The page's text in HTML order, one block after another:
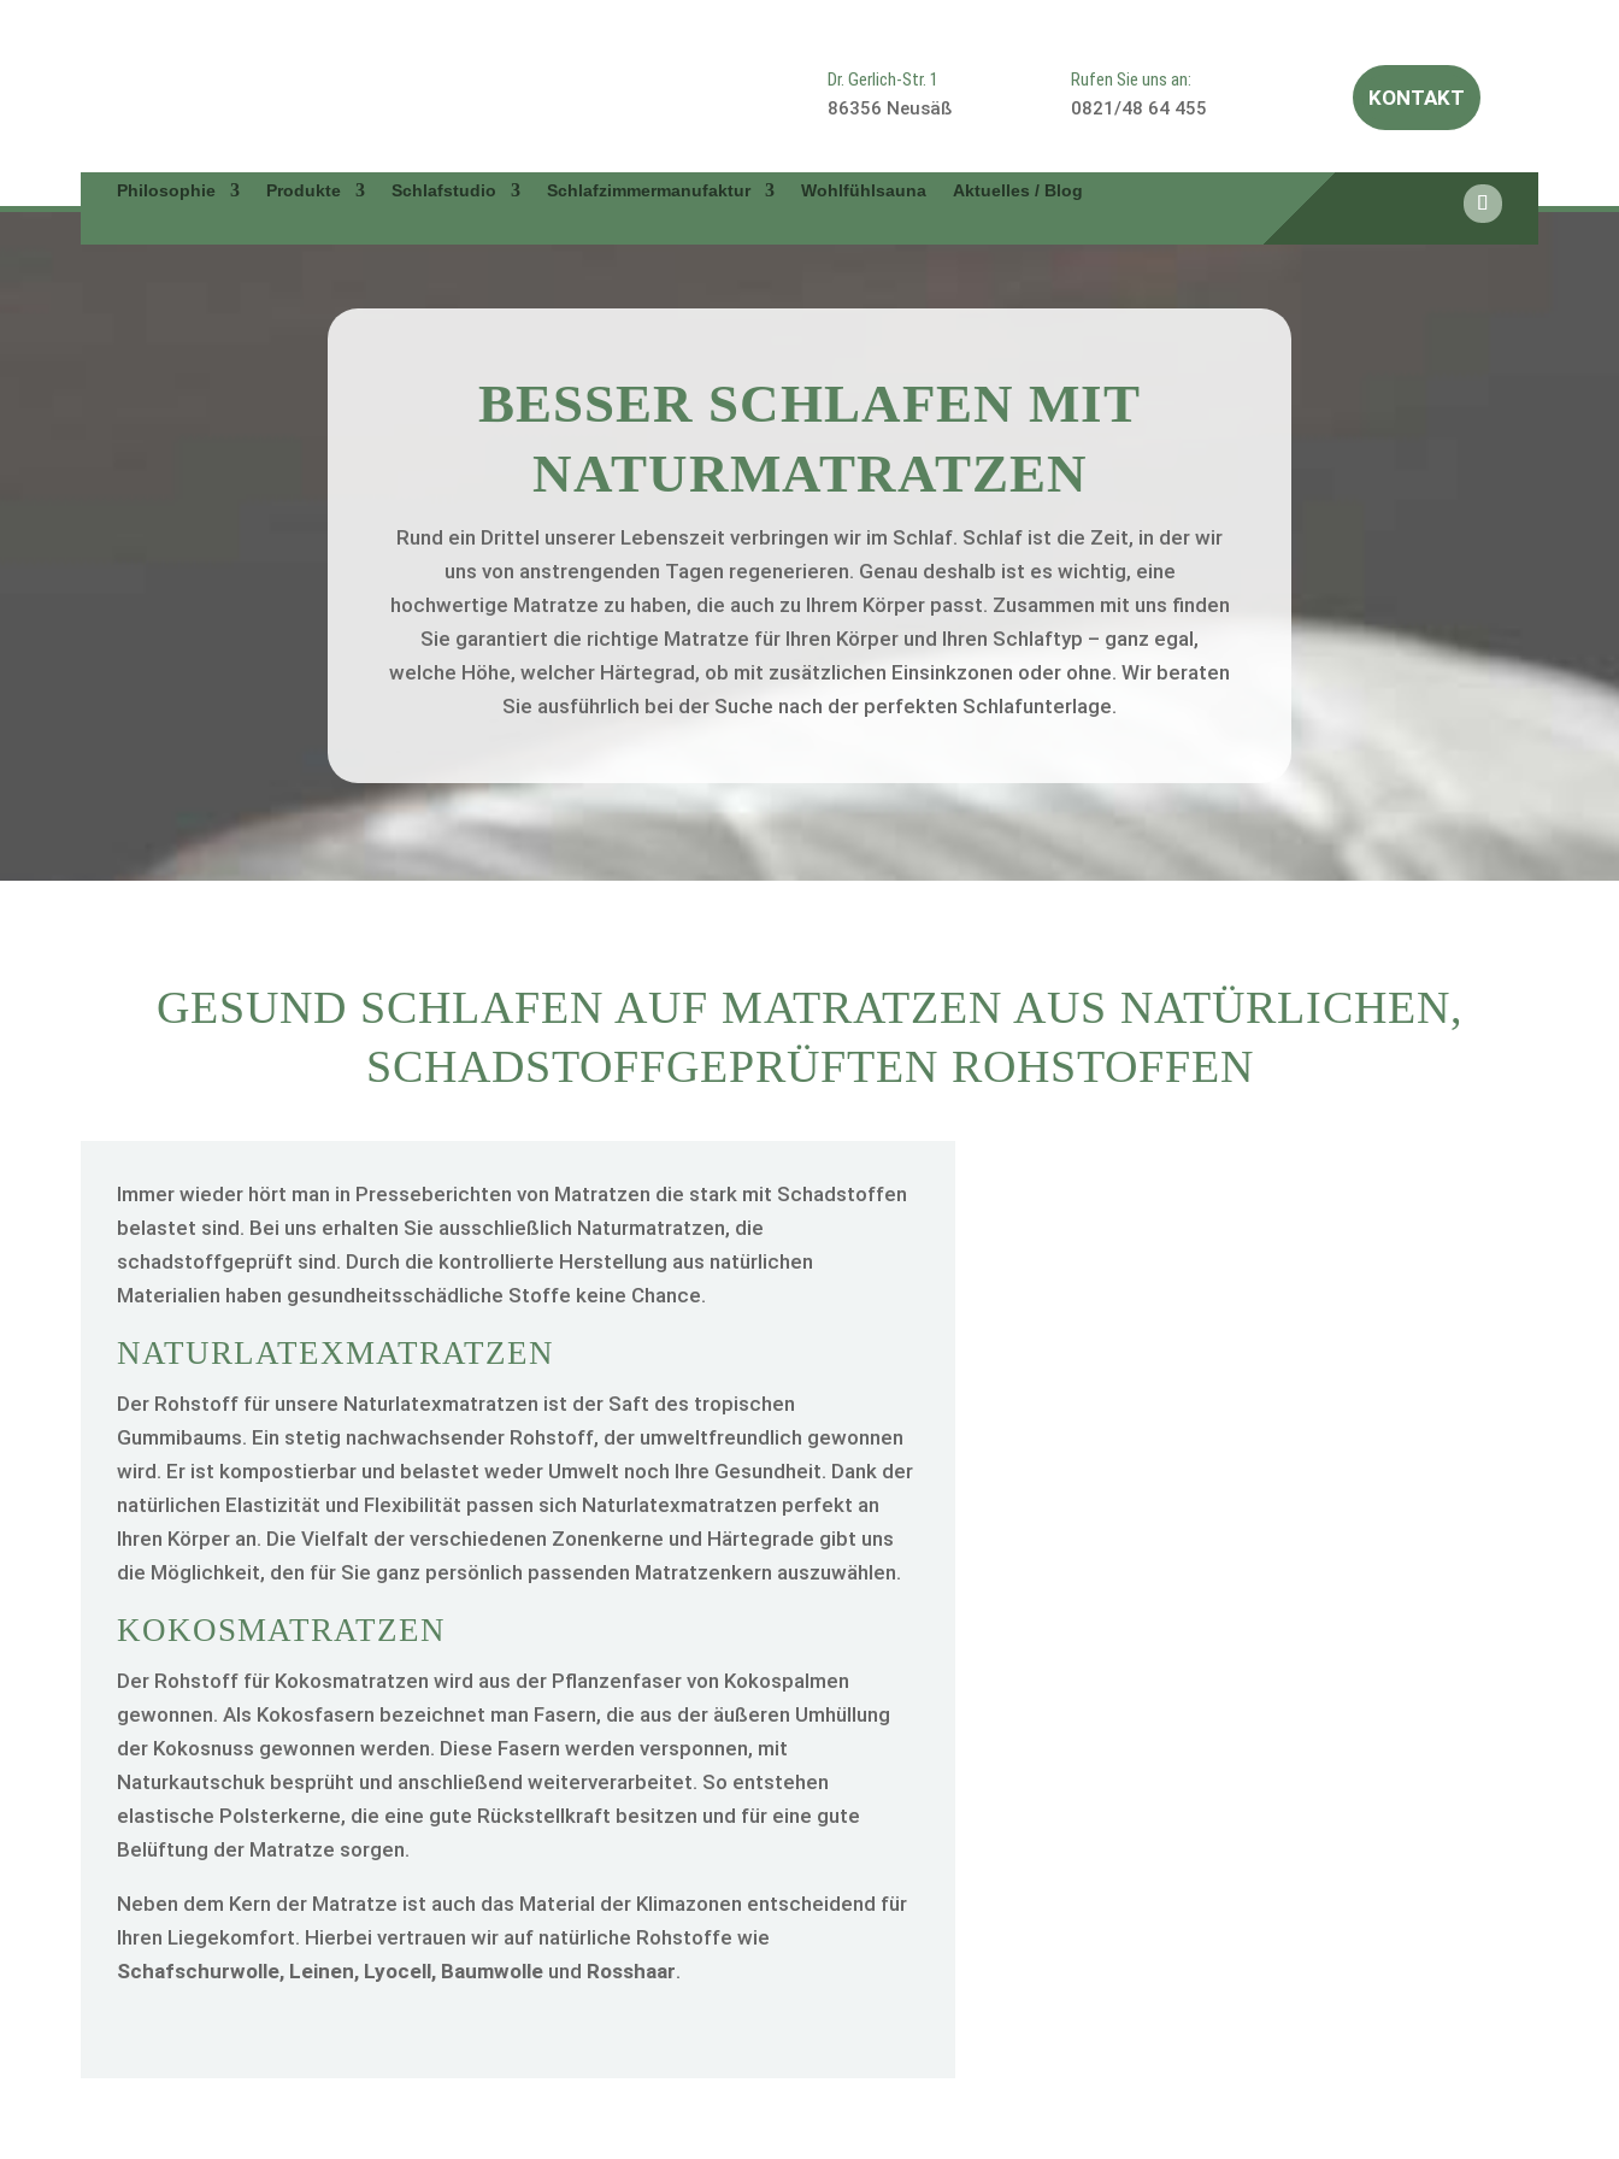
Dr. Gerlich-Str. 1
86356 Neusäß
Rufen Sie uns an:
0821/48 64 455
KONTAKT
Philosophie Produkte Schlafstudio Schlafzimmermanufaktur Wohlfühlsauna Aktuelles / Blog
BESSER SCHLAFEN MIT
NATUR­MATRATZEN
Rund ein Drittel unserer Lebenszeit verbringen wir im Schlaf. Schlaf ist die Zeit, in der wir
uns von anstrengenden Tagen regenerieren. Genau deshalb ist es wichtig, eine
hochwertige Matratze zu haben, die auch zu Ihrem Körper passt. Zusammen mit uns finden
Sie garantiert die richtige Matratze für Ihren Körper und Ihren Schlaftyp – ganz egal,
welche Höhe, welcher Härtegrad, ob mit zusätzlichen Einsinkzonen oder ohne. Wir beraten
Sie ausführlich bei der Suche nach der perfekten Schlafunterlage.
GESUND SCHLAFEN AUF MATRATZEN AUS NATÜRLICHEN,
SCHADSTOFF­GEPRÜFTEN ROHSTOFFEN
Immer wieder hört man in Presseberichten von Matratzen die stark mit Schadstoffen
belastet sind. Bei uns erhalten Sie ausschließlich Naturmatratzen, die
schadstoffgeprüft sind. Durch die kontrollierte Herstellung aus natürlichen
Materialien haben gesundheitsschädliche Stoffe keine Chance.
NATURLATEX­MATRATZEN
Der Rohstoff für unsere Naturlatexmatratzen ist der Saft des tropischen
Gummibaums. Ein stetig nachwachsender Rohstoff, der umweltfreundlich gewonnen
wird. Er ist kompostierbar und belastet weder Umwelt noch Ihre Gesundheit. Dank der
natürlichen Elastizität und Flexibilität passen sich Naturlatexmatratzen perfekt an
Ihren Körper an. Die Vielfalt der verschiedenen Zonenkerne und Härtegrade gibt uns
die Möglichkeit, den für Sie ganz persönlich passenden Matratzenkern auszuwählen.
KOKOS­MATRATZEN
Der Rohstoff für Kokosmatratzen wird aus der Pflanzenfaser von Kokospalmen
gewonnen. Als Kokosfasern bezeichnet man Fasern, die aus der äußeren Umhüllung
der Kokosnuss gewonnen werden. Diese Fasern werden versponnen, mit
Naturkautschuk besprüht und anschließend weiterverarbeitet. So entstehen
elastische Polsterkerne, die eine gute Rückstellkraft besitzen und für eine gute
Belüftung der Matratze sorgen.
Neben dem Kern der Matratze ist auch das Material der Klimazonen entscheidend für
Ihren Liegekomfort. Hierbei vertrauen wir auf natürliche Rohstoffe wie
Schafschurwolle, Leinen, Lyocell, Baumwolle und Rosshaar.